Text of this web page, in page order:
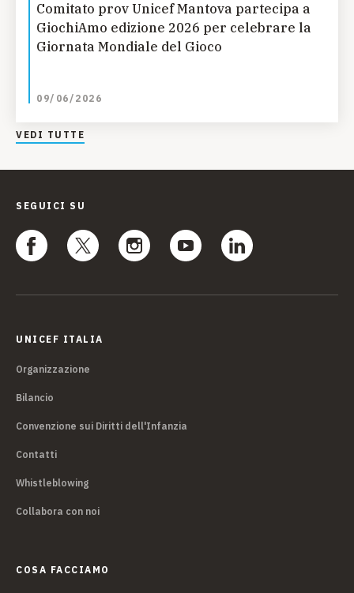
Comitato prov Unicef Mantova partecipa a
GiochiAmo edizione 2026 per celebrare la
Giornata Mondiale del Gioco
09/06/2026
VEDI TUTTE
SEGUICI SU
UNICEF ITALIA
Organizzazione
Bilancio
Convenzione sui Diritti dell'Infanzia
Contatti
Whistleblowing
Collabora con noi
COSA FACCIAMO